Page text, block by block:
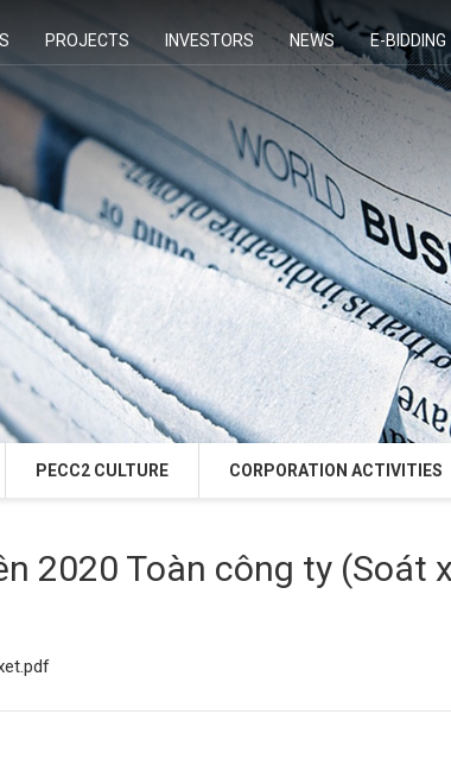
PROJECTS INVESTORS NEWS E-BIDDING
PECC2 CULTURE CORPORATION ACTIVITIES
2020 Toàn công ty (Soát